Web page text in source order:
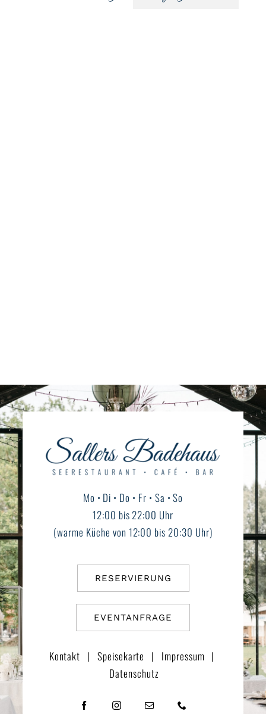
Mo • Di • Do • Fr • Sa • So
12:00 bis 22:00 Uhr
(warme Küche von 12:00 bis 20:30 Uhr)
RESERVIERUNG
EVENTANFRAGE
Kontakt | Speisekarte | Impressum |
Datenschutz